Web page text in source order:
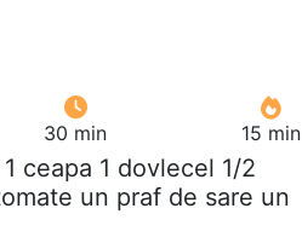
30 min 15 min
ceapa 1 dovlecel 1/2
un praf de sare un